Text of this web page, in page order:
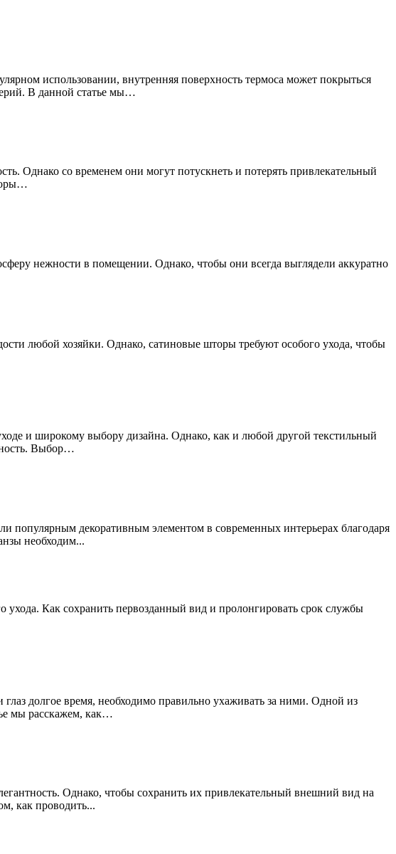
использовании, внутренняя поверхность термоса может покрыться
В данной статье мы…
Однако со временем они могут потускнеть и потерять привлекательный
нежности в помещении. Однако, чтобы они всегда выглядели аккуратно
любой хозяйки. Однако, сатиновые шторы требуют особого ухода, чтобы
и широкому выбору дизайна. Однако, как и любой другой текстильный
Выбор…
популярным декоративным элементом в современных интерьерах благодаря
необходим...
Как сохранить первозданный вид и пролонгировать срок службы
долгое время, необходимо правильно ухаживать за ними. Одной из
мы расскажем, как…
Однако, чтобы сохранить их привлекательный внешний вид на
как проводить...